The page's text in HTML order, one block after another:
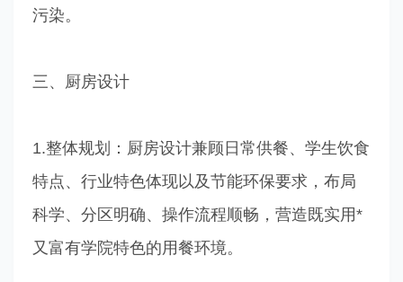
污染。
三、厨房设计
1.整体规划：厨房设计兼顾日常供餐、学生饮食
特点、行业特色体现以及节能环保要求，布局
科学、分区明确、操作流程顺畅，营造既实用*
又富有学院特色的用餐环境。